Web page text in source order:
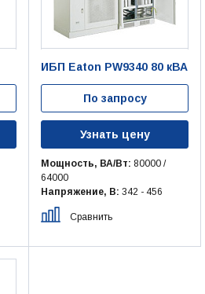
ИБП Eaton PW9340 80 кВА
По запросу
Узнать цену
Мощность, ВА/Вт: 80000 /
64000
Напряжение, В: 342 - 456
Сравнить